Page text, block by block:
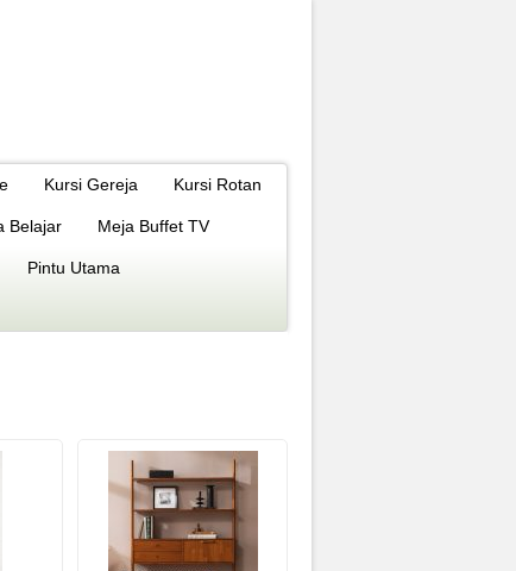
Kursi Gereja Kursi Rotan
Belajar Meja Buffet TV
Pintu Utama